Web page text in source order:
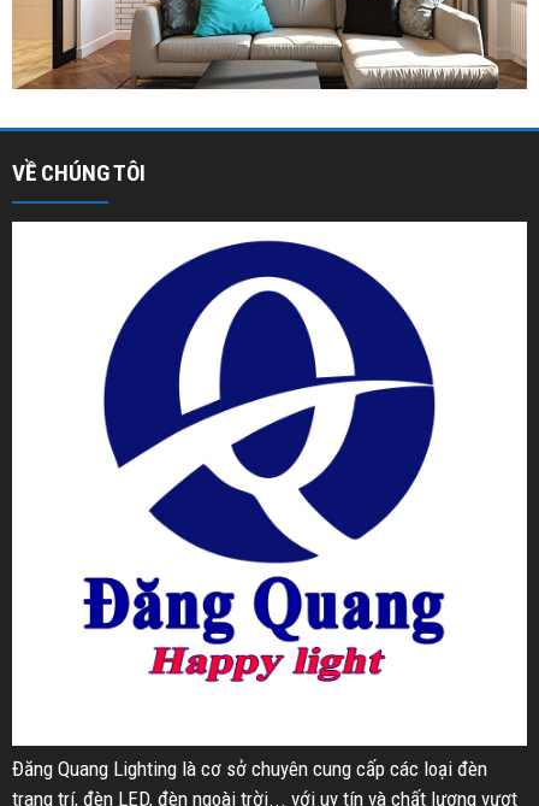
VỀ CHÚNG TÔI
Đăng Quang Lighting là cơ sở chuyên cung cấp các loại đèn
trang trí, đèn LED, đèn ngoài trời... với uy tín và chất lượng vượt